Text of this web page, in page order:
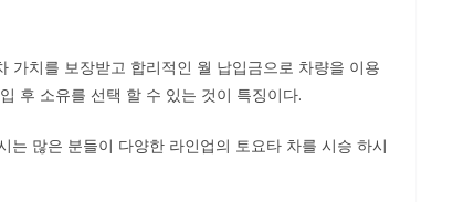
가치를 보장받고 합리적인 월 납입금으로 차량을 이용
후 소유를 선택 할 수 있는 것이 특징이다.
는 많은 분들이 다양한 라인업의 토요타 차를 시승 하시